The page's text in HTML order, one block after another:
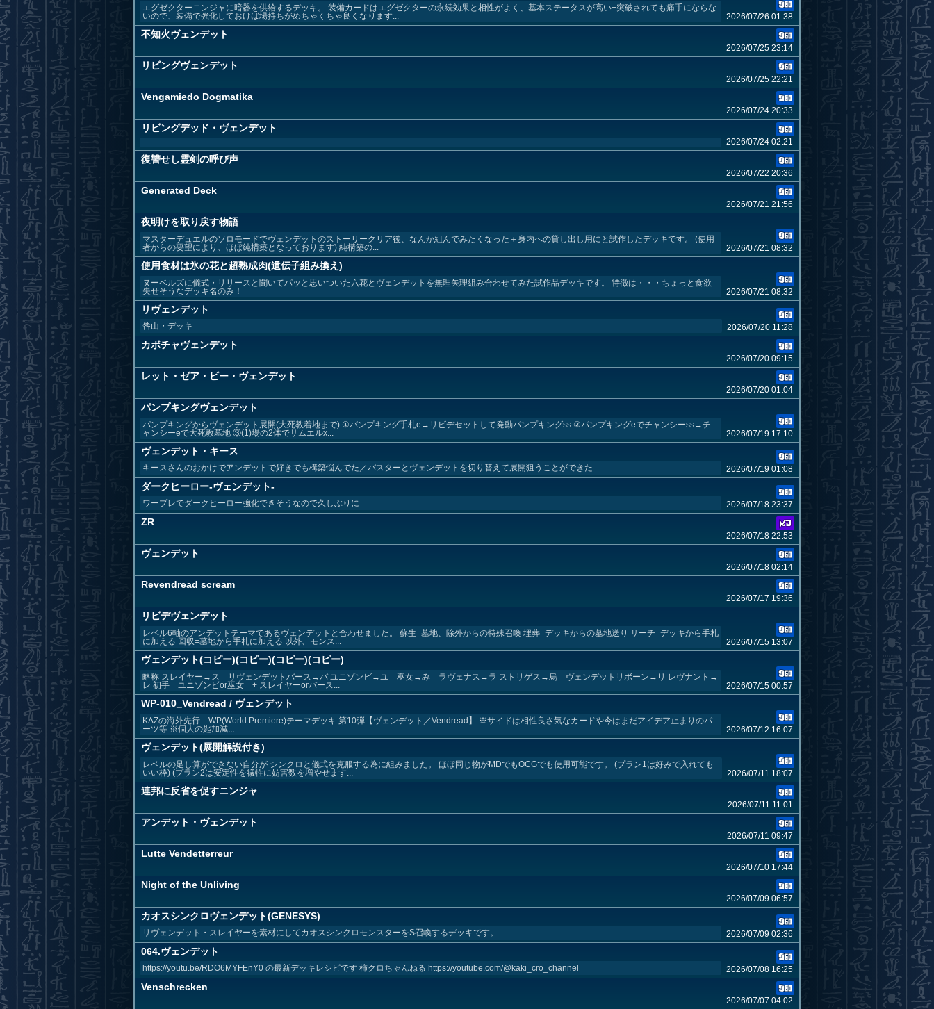
エグゼクターニンジャに暗器を供給するデッキ。 装備カードはエグゼクターの永続効果と相性がよく、基本ステータスが高い+突破されても痛手にならな
いので、装備で強化しておけば場持ちがめちゃくちゃ良くなります...
2026/07/26 01:38
不知火ヴェンデット
2026/07/25 23:14
リビングヴェンデット
2026/07/25 22:21
Vengamiedo Dogmatika
2026/07/24 20:33
リビングデッド・ヴェンデット
2026/07/24 02:21
復讐せし霊剣の呼び声
2026/07/22 20:36
Generated Deck
2026/07/21 21:56
夜明けを取り戻す物語
マスターデュエルのソロモードでヴェンデットのストーリークリア後、なんか組んでみたくなった＋身内への貸し出し用にと試作したデッキです。 (使用
者からの要望により、ほぼ純構築となっております) 純構築の...
2026/07/21 08:32
使用食材は氷の花と超熟成肉(遺伝子組み換え)
ヌーベルズに儀式・リリースと聞いてパッと思いついた六花とヴェンデットを無理矢理組み合わせてみた試作品デッキです。 特徴は・・・ちょっと食欲
失せそうなデッキ名のみ！
2026/07/21 08:32
リヴェンデット
咎山・デッキ 2026/07/20 11:28
カボチャヴェンデット
2026/07/20 09:15
レット・ゼア・ビー・ヴェンデット
2026/07/20 01:04
パンプキングヴェンデット
パンプキングからヴェンデット展開(大死教着地まで) ①パンプキング手札e→リビデセットして発動パンプキングss ②パンプキングeでチャンシーss→チ
ャンシーeで大死教墓地 ③(1)場の2体でサムエルx...
2026/07/19 17:10
ヴェンデット・キース
キースさんのおかけでアンデットで好きでも構築悩んでた／バスターとヴェンデットを切り替えて展開狙うことができた 2026/07/19 01:08
ダークヒーロー-ヴェンデット-
ワープレでダークヒーロー強化できそうなので久しぶりに 2026/07/18 23:37
ZR
2026/07/18 22:53
ヴェンデット
2026/07/18 02:14
Revendread scream
2026/07/17 19:36
リビデヴェンデット
レベル6軸のアンデットテーマであるヴェンデットと合わせました。 蘇生=墓地、除外からの特殊召喚 埋葬=デッキからの墓地送り サーチ=デッキから手札
に加える 回収=墓地から手札に加える 以外、モンス...
2026/07/15 13:07
ヴェンデット(コピー)(コピー)(コピー)(コピー)
略称 スレイヤー→ス リヴェンデットバース→バ ユニゾンビ→ユ 巫女→み ラヴェナス→ラ ストリゲス→烏 ヴェンデットリボーン→リ レヴナント→
レ 初手 ユニゾンビor巫女 + スレイヤーorバース...
2026/07/15 00:57
WP-010_Vendread / ヴェンデット
KΛZの海外先行－WP(World Premiere)テーマデッキ 第10弾【ヴェンデット／Vendread】 ※サイドは相性良さ気なカードや今はまだアイデア止まりのパ
ーツ等 ※個人の匙加減...
2026/07/12 16:07
ヴェンデット(展開解説付き)
レベルの足し算ができない自分が シンクロと儀式を克服する為に組みました。 ほぼ同じ物がMDでもOCGでも使用可能です。 (プラン1は好みで入れても
いい枠) (プラン2は安定性を犠牲に妨害数を増やせます...
2026/07/11 18:07
連邦に反省を促すニンジャ
2026/07/11 11:01
アンデット・ヴェンデット
2026/07/11 09:47
Lutte Vendetterreur
2026/07/10 17:44
Night of the Unliving
2026/07/09 06:57
カオスシンクロヴェンデット(GENESYS)
リヴェンデット・スレイヤーを素材にしてカオスシンクロモンスターをS召喚するデッキです。 2026/07/09 02:36
064.ヴェンデット
https://youtu.be/RDO6MYFEnY0 の最新デッキレシピです 柿クロちゃんねる https://youtube.com/@kaki_cro_channel 2026/07/08 16:25
Venschrecken
2026/07/07 04:02